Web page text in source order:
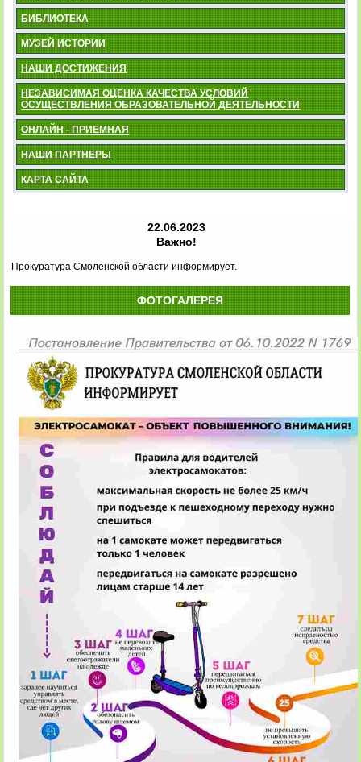
БИБЛИОТЕКА
МУЗЕЙ ИСТОРИИ
НАШИ ДОСТИЖЕНИЯ
НЕЗАВИСИМАЯ ОЦЕНКА КАЧЕСТВА УСЛОВИЙ
ОСУЩЕСТВЛЕНИЯ ОБРАЗОВАТЕЛЬНОЙ ДЕЯТЕЛЬНОСТИ
ОНЛАЙН - ПРИЕМНАЯ
НАШИ ПАРТНЕРЫ
КАРТА САЙТА
22.06.2023
Важно!
Прокуратура Смоленской области информирует.
ФОТОГАЛЕРЕЯ